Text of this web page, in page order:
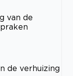
van de
de verhuizing